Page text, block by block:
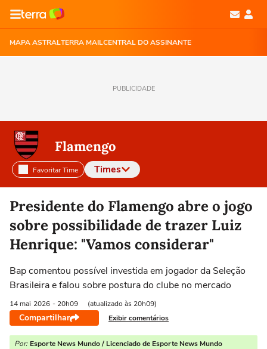
MAPA ASTRALTERRA MAILCENTRAL DO ASSINANTE
PUBLICIDADE
Flamengo
Favoritar Time Times
Selecione o time para ver as notícias
Presidente do Flamengo abre o jogo
sobre possibilidade de trazer Luiz
Henrique: "Vamos considerar"
Bap comentou possível investida em jogador da Seleção
Brasileira e falou sobre postura do clube no mercado
14 mai 2026 - 20h09 (atualizado às 20h09)
Compartilhar Exibir comentários
Por: Esporte News Mundo / Licenciado de Esporte News Mundo